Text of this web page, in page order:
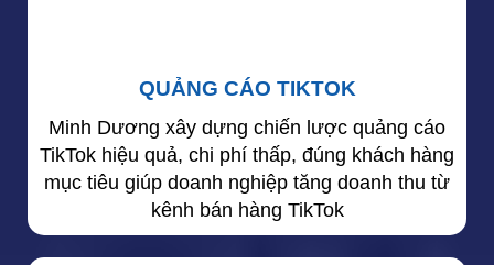
QUẢNG CÁO TIKTOK
Minh Dương xây dựng chiến lược quảng cáo
TikTok hiệu quả, chi phí thấp, đúng khách hàng
mục tiêu giúp doanh nghiệp tăng doanh thu từ
kênh bán hàng TikTok